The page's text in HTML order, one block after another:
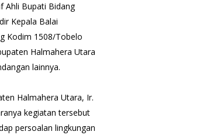
Ahli Bupati Bidang
Kepala Balai
Kodim 1508/Tobelo
Halmahera Utara
lainnya.
Halmahera Utara, Ir.
kegiatan tersebut
persoalan lingkungan